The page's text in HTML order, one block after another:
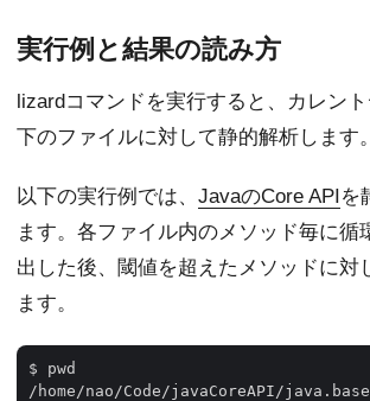
実行例と結果の読み方
lizardコマンドを実行すると、カレン
下のファイルに対して静的解析します。
以下の実行例では、 JavaのCore APIを
ます。各ファイル内のメソッド毎に循
出した後、閾値を超えたメソッドに対
ます。
$ pwd
/home/nao/Code/javaCoreAPI/